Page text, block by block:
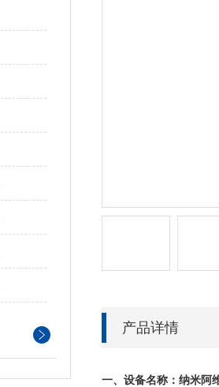
产品详情
一、设备名称： 纳米阿